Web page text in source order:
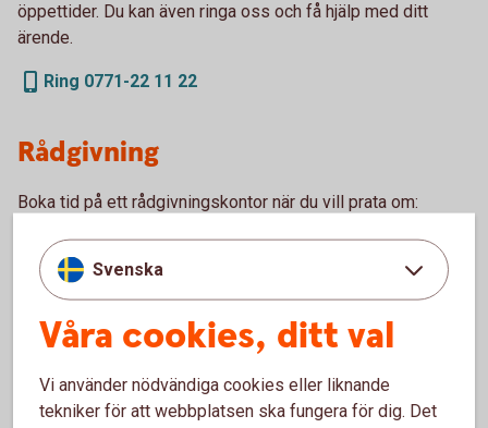
öppettider. Du kan även ringa oss och få hjälp med ditt
ärende.
Ring 0771-22 11 22
Rådgivning
Boka tid på ett rådgivningskontor när du vill prata om:
Bolån och allt som hör till din boendeekonomi
Ditt och din familjs sparande och placeringar
Pension och personförsäkringar
Betalnings-, finansierings- och tjänstepensionslösningar
för ditt företag
Ring 0771-22 11 22 och boka rådgivning på kontor
Svenska
Våra cookies, ditt val
Vi använder nödvändiga cookies eller liknande
tekniker för att webbplatsen ska fungera för dig. Det